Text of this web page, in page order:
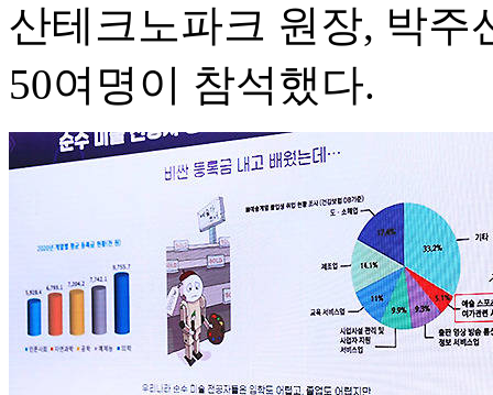
산테크노파크 원장, 박주
50여명이 참석했다.